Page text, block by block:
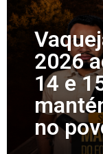
2026
14 e
no